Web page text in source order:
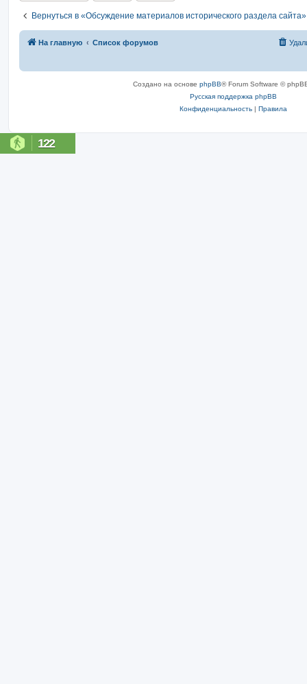
Вернуться в «Обсуждение материалов исторического раздела сайта»
На главную Список форумов
Создано на основе phpBB® Forum Software ©
Русская поддержка phpBB
Конфиденциальность | Правила
122